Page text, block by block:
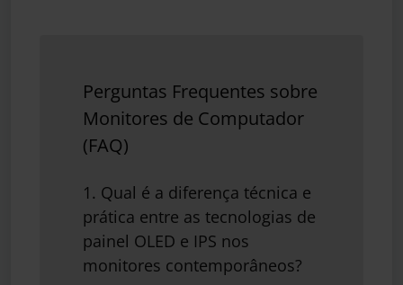
Perguntas Frequentes sobre
Monitores de Computador
(FAQ)
1. Qual é a diferença técnica e
prática entre as tecnologias de
painel OLED e IPS nos
monitores contemporâneos?